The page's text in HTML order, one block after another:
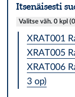
Itsenäisesti
Valitse väh. 0 kpl
XRAT001
XRAT005
XRAT006
3 op)